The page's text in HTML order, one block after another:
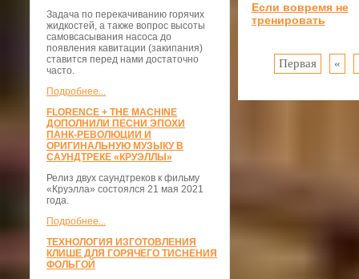
Задача по перекачиванию горячих
жидкостей, а также вопрос высоты
самовсасывания насоса до
появления кавитации (закипания)
ставится перед нами достаточно
часто.
Подробнее...
FLORENCE + THE MACHINE
ДОПОЛНИЛИ ПЕСНИ ЭПОХИ
ПАНК-РЕВОЛЮЦИИ И
ОРИГИНАЛЬНУЮ МУЗЫКУ В
САУНДТРЕКЕ «КРУЭЛЛЫ»
Релиз двух саундтреков к фильму
«Круэлла» состоялся 21 мая 2021
года.
Подробнее...
ТЕХНОЛОГИЯ ИЗГОТОВЛЕНИЯ
КЛИШЕ ДЛЯ ГОРЯЧЕГО ТИСНЕНИЯ
ФОЛЬГОЙ
Если вовремя не
тренировать
Первая «